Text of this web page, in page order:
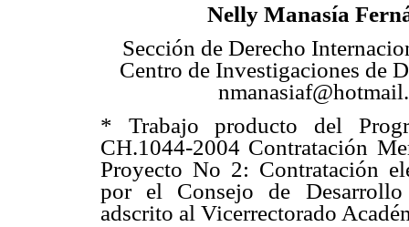
Nelly Manasía
Sección de Derecho
Centro de Investigaciones de
*
Trabajo producto del
CH.1044-2004 Contratación
Proyecto No 2: Contratación
por el Consejo de
adscrito al Vicerrectorado